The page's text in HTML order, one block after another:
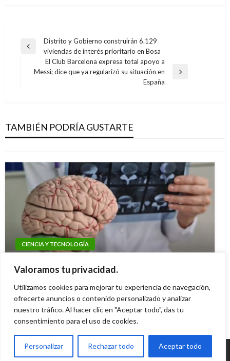
Valoramos tu privacidad.
Utilizamos cookies para mejorar tu experiencia de navegación,
ofrecerte anuncios o contenido personalizado y analizar
nuestro tráfico. Al hacer clic en "Aceptar todo", das tu
consentimiento para el uso de cookies.
Personalizar Rechazar todo Aceptar todo
Navegación
entradas
Entrada
Distrito y Gobierno construirán 6.129
viviendas de interés prioritario en Bosa
Entrada
El Club Barcelona expresa total apoyo a
Messi; dice que ya regularizó su situación en
España
TAMBIÉN PODRÍA GUSTARTE
Windows Live
Iván Briceño sábado octubre 20, 2012
CIENCIA Y TECNOLOGÍA
CIENCIA Y TECNOLOGÍA
empresas
Iván Briceño martes diciembre 1, 2015
CIENCIA Y TECNOLOGÍA
El egosurfing: La tendencia a buscar su nombre
Iván Briceño martes octubre 1, 2013
© Radio Santa Fe 1070 am